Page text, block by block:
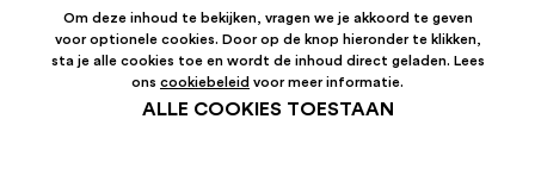
Om deze inhoud te bekijken, vragen we je akkoord te geven
voor optionele cookies. Door op de knop hieronder te klikken,
sta je alle cookies toe en wordt de inhoud direct geladen. Lees
ons cookiebeleid voor meer informatie.
ALLE COOKIES TOESTAAN